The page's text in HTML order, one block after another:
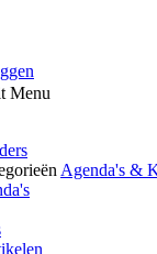
Menu
Agenda's &